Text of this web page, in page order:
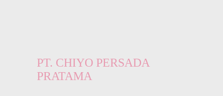
PT. CHIYO PERSADA
PRATAMA